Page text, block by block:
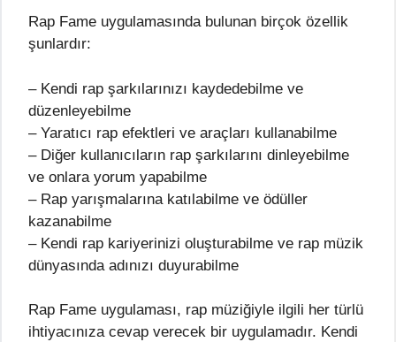
Rap Fame uygulamasında bulunan birçok özellik
şunlardır:
– Kendi rap şarkılarınızı kaydedebilme ve
düzenleyebilme
– Yaratıcı rap efektleri ve araçları kullanabilme
– Diğer kullanıcıların rap şarkılarını dinleyebilme
ve onlara yorum yapabilme
– Rap yarışmalarına katılabilme ve ödüller
kazanabilme
– Kendi rap kariyerinizi oluşturabilme ve rap müzik
dünyasında adınızı duyurabilme
Rap Fame uygulaması, rap müziğiyle ilgili her türlü
ihtiyacınıza cevap verecek bir uygulamadır. Kendi